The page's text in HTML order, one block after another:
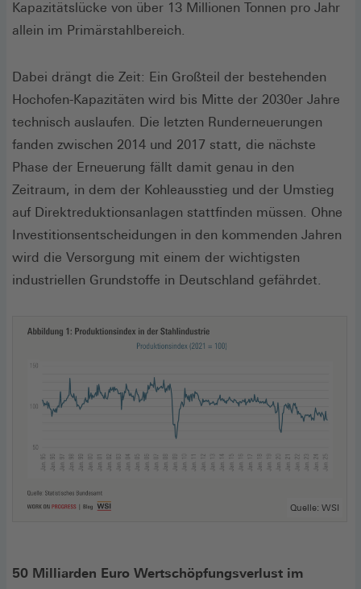
Kapazitätslücke von über 13 Millionen Tonnen pro Jahr
allein im Primärstahlbereich.
Dabei drängt die Zeit: Ein Großteil der bestehenden
Hochofen-Kapazitäten wird bis Mitte der 2030er Jahre
technisch auslaufen. Die letzten Runderneuerungen
fanden zwischen 2014 und 2017 statt, die nächste
Phase der Erneuerung fällt damit genau in den
Zeitraum, in dem der Kohleausstieg und der Umstieg
auf Direktreduktionsanlagen stattfinden müssen. Ohne
Investitionsentscheidungen in den kommenden Jahren
wird die Versorgung mit einem der wichtigsten
industriellen Grundstoffe in Deutschland gefährdet.
Quelle: WSI
50 Milliarden Euro Wertschöpfungsverlust im